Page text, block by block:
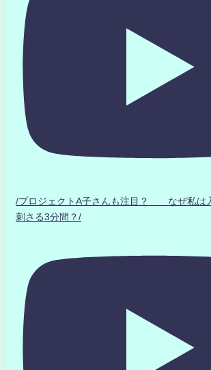
/プロジェクトA子さんも注目？ なぜ私は
刺さる3分間？/